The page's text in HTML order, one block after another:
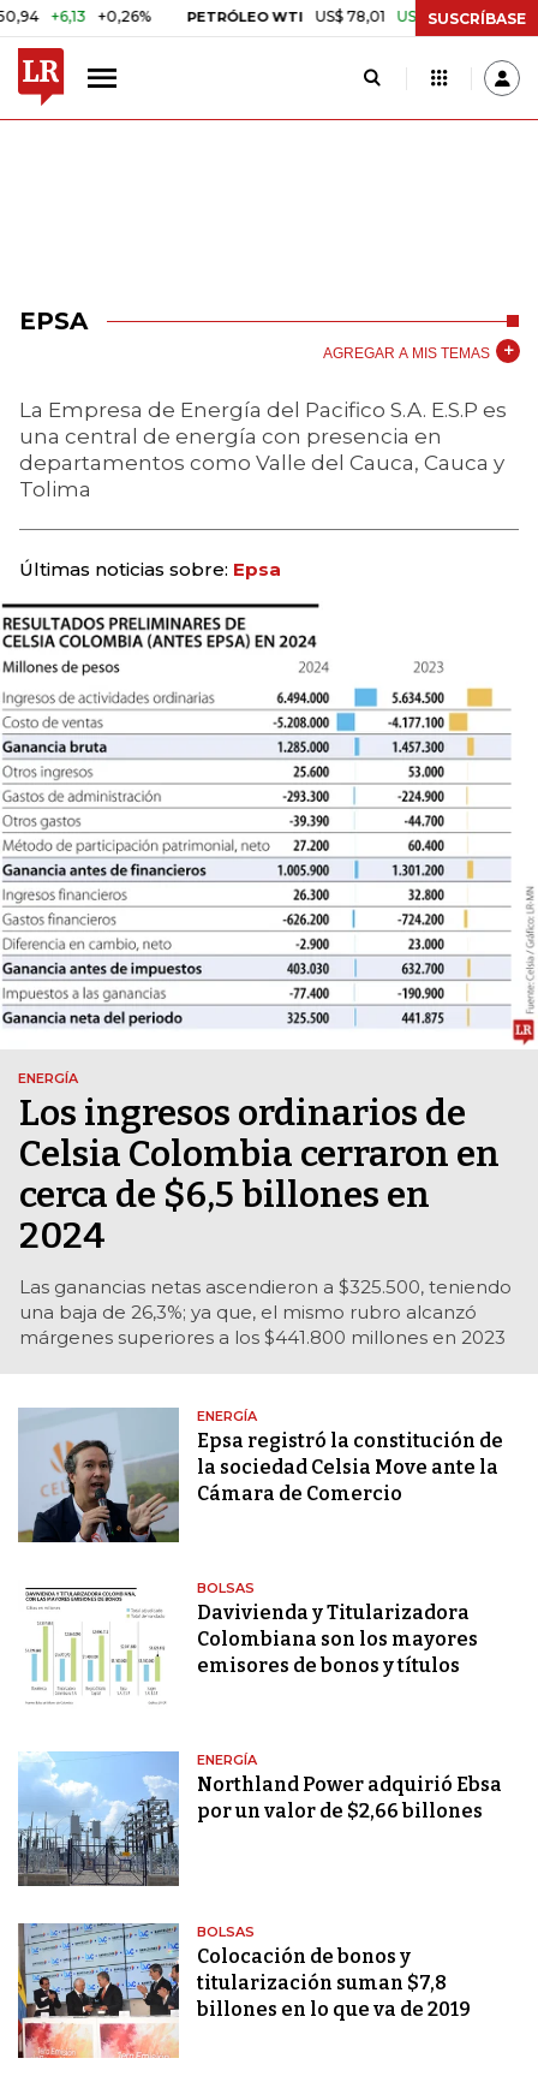
+0,26% PETRÓLEO WTI US$ 78,01 US$ 2,92 +3,89%
SUSCRÍBASE
EPSA
AGREGAR A MIS TEMAS
La Empresa de Energía del Pacifico S.A. E.S.P es
una central de energía con presencia en
departamentos como Valle del Cauca, Cauca y
Tolima
Últimas noticias sobre: Epsa
ENERGÍA
Los ingresos ordinarios de
Celsia Colombia cerraron en
cerca de $6,5 billones en
2024
Las ganancias netas ascendieron a $325.500, teniendo
una baja de 26,3%; ya que, el mismo rubro alcanzó
márgenes superiores a los $441.800 millones en 2023
ENERGÍA
Epsa registró la constitución de
la sociedad Celsia Move ante la
Cámara de Comercio
BOLSAS
Davivienda y Titularizadora
Colombiana son los mayores
emisores de bonos y títulos
ENERGÍA
Northland Power adquirió Ebsa
por un valor de $2,66 billones
BOLSAS
Colocación de bonos y
titularización suman $7,8
billones en lo que va de 2019